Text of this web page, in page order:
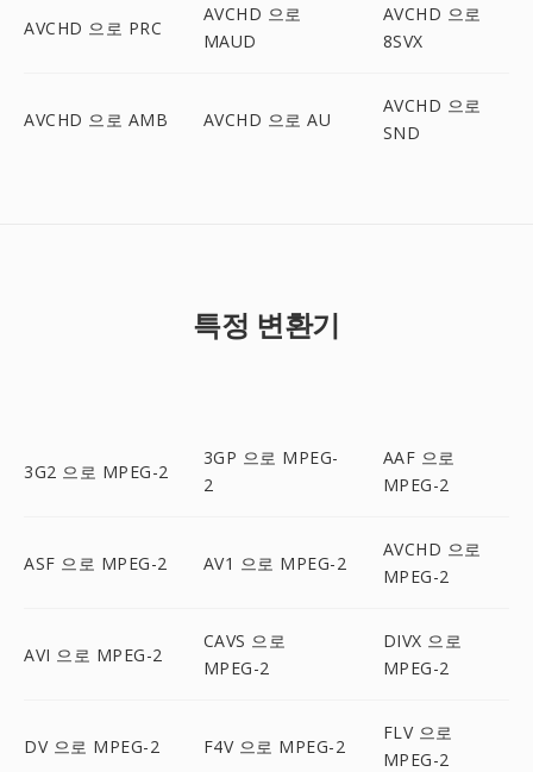
AVCHD 으로 PRC
AVCHD 으로
MAUD
AVCHD 으로
8SVX
AVCHD 으로 AMB AVCHD 으로 AU
AVCHD 으로
SND
특정 변환기
3G2 으로 MPEG-2
3GP 으로 MPEG-
2
AAF 으로
MPEG-2
ASF 으로 MPEG-2 AV1 으로 MPEG-2
AVCHD 으로
MPEG-2
AVI 으로 MPEG-2
CAVS 으로
MPEG-2
DIVX 으로
MPEG-2
DV 으로 MPEG-2 F4V 으로 MPEG-2
FLV 으로
MPEG-2